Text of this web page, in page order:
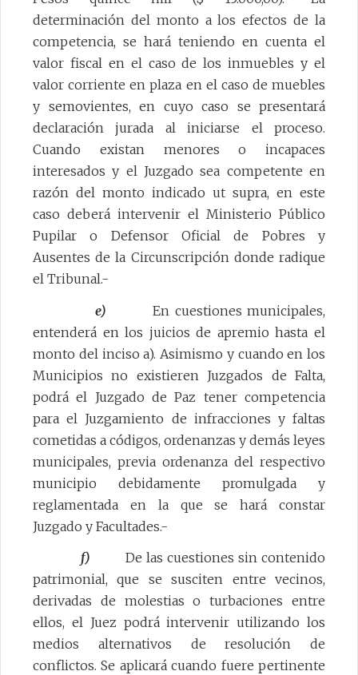
determinación del monto a los efectos de la
competencia, se hará teniendo en cuenta el
valor fiscal en el caso de los inmuebles y el
valor corriente en plaza en el caso de muebles
y semovientes, en cuyo caso se presentará
declaración jurada al iniciarse el proceso.
Cuando existan menores o incapaces
interesados y el Juzgado sea competente en
razón del monto indicado ut supra, en este
caso deberá intervenir el Ministerio Público
Pupilar o Defensor Oficial de Pobres y
Ausentes de la Circunscripción donde radique
el Tribunal.-
e) En cuestiones municipales,
entenderá en los juicios de apremio hasta el
monto del inciso a). Asimismo y cuando en los
Municipios no existieren Juzgados de Falta,
podrá el Juzgado de Paz tener competencia
para el Juzgamiento de infracciones y faltas
cometidas a códigos, ordenanzas y demás leyes
municipales, previa ordenanza del respectivo
municipio debidamente promulgada y
reglamentada en la que se hará constar
Juzgado y Facultades.-
f) De las cuestiones sin contenido
patrimonial, que se susciten entre vecinos,
derivadas de molestias o turbaciones entre
ellos, el Juez podrá intervenir utilizando los
medios alternativos de resolución de
conflictos. Se aplicará cuando fuere pertinente